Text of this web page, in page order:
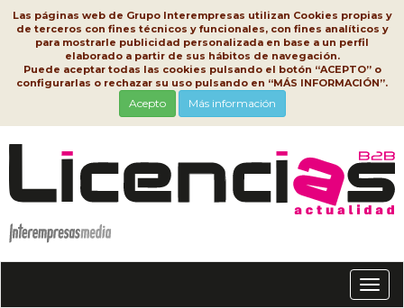
Las páginas web de Grupo Interempresas utilizan Cookies propias y
de terceros con fines técnicos y funcionales, con fines analíticos y
para mostrarle publicidad personalizada en base a un perfil
elaborado a partir de sus hábitos de navegación.
Puede aceptar todas las cookies pulsando el botón “ACEPTO” o
configurarlas o rechazar su uso pulsando en “MÁS INFORMACIÓN”.
Acepto Más información